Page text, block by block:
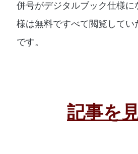
併号がデジタルブック仕様に
様は無料ですべて閲覧してい
です。
記事を